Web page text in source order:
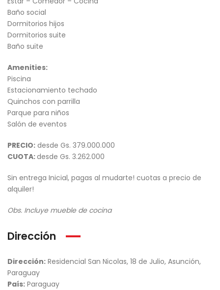
Baño social
Dormitorios hijos
Dormitorios suite
Baño suite
Amenities:
Piscina
Estacionamiento techado
Quinchos con parrilla
Parque para niños
Salón de eventos
PRECIO: desde Gs. 379.000.000
CUOTA:desde Gs. 3.262.000
Sin entrega Inicial, pagas al mudarte! cuotas a precio de
alquiler!
Obs. Incluye mueble de cocina
Dirección
Dirección: Residencial San Nicolas, 18 de Julio, Asunción,
Paraguay
País: Paraguay